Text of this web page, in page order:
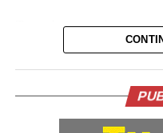
Tras el ataque, la
inmediato.
parte de la grabación y
hecho.